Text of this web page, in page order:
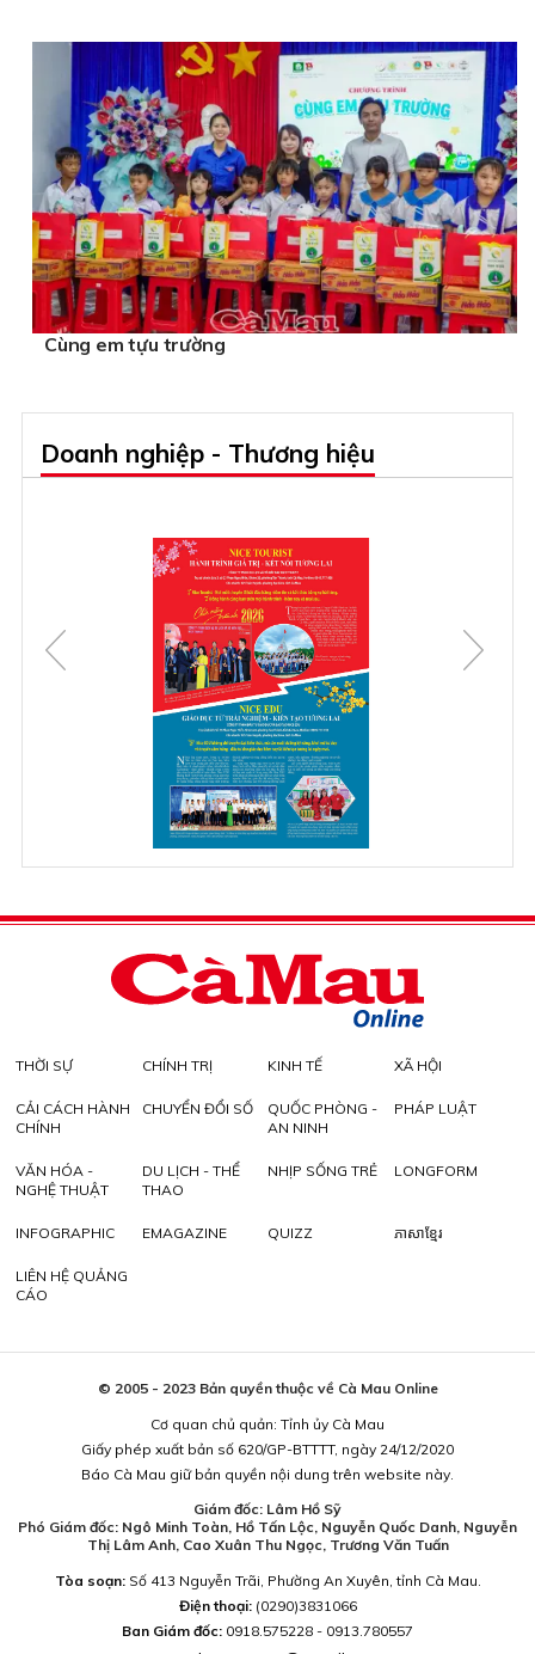
Cùng em tựu trường
Doanh nghiệp - Thương hiệu
THỜI SỰ CHÍNH TRỊ KINH TẾ XÃ HỘI
CẢI CÁCH HÀNH
CHÍNH
CHUYỂN ĐỔI SỐ
QUỐC PHÒNG -
AN NINH
PHÁP LUẬT
VĂN HÓA -
NGHỆ THUẬT
DU LỊCH - THỂ
THAO
NHỊP SỐNG TRẺ LONGFORM
INFOGRAPHIC EMAGAZINE QUIZZ ភាសាខ្មែរ
LIÊN HỆ QUẢNG
CÁO
© 2005 - 2023 Bản quyền thuộc về Cà Mau Online
Cơ quan chủ quản: Tỉnh ủy Cà Mau
Giấy phép xuất bản số 620/GP-BTTTT, ngày 24/12/2020
Báo Cà Mau giữ bản quyền nội dung trên website này.
Giám đốc: Lâm Hồ Sỹ
Phó Giám đốc: Ngô Minh Toàn, Hồ Tấn Lộc, Nguyễn Quốc Danh, Nguyễn
Thị Lâm Anh, Cao Xuân Thu Ngọc, Trương Văn Tuấn
Tòa soạn:Số 413 Nguyễn Trãi, Phường An Xuyên, tỉnh Cà Mau.
Điện thoại: (0290)3831066
Ban Giám đốc: 0918.575228 - 0913.780557